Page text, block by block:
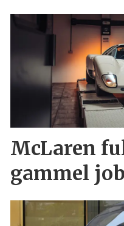
McLaren
gammel